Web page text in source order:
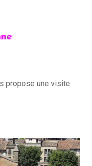
propose une visite